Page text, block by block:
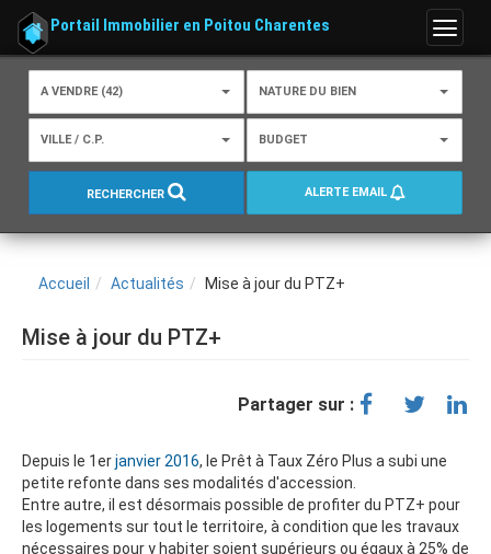
Menu
Portail Immobilier en Poitou Charentes
A VENDRE (42) NATURE DU BIEN
VILLE / C.P. BUDGET
RECHERCHER ALERTE EMAIL
Accueil Actualités Mise à jour du PTZ+
Mise à jour du PTZ+
Partager sur :
Depuis le 1erjanvier 2016, le Prêt à Taux Zéro Plus a subi une
petite refonte dans ses modalités d'accession.
Entre autre, il est désormais possible de profiter du PTZ+ pour
les logements sur tout le territoire, à condition que les travaux
nécessaires pour y habiter soient supérieurs ou égaux à 25% de